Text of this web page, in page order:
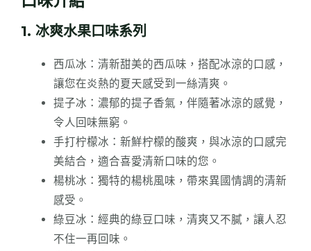
1. 冰爽水果口味系列
西瓜冰：清新甜美的西瓜味，搭配冰涼的口感，
讓您在炎熱的夏天感受到一絲清爽。
提子冰：濃郁的提子香氣，伴隨著冰涼的感覺，
令人回味無窮。
手打柠檬冰：新鮮柠檬的酸爽，與冰涼的口感完
美結合，適合喜愛清新口味的您。
楊桃冰：獨特的楊桃風味，帶來異國情調的清新
感受。
綠豆冰：經典的綠豆口味，清爽又不膩，讓人忍
不住一再回味。